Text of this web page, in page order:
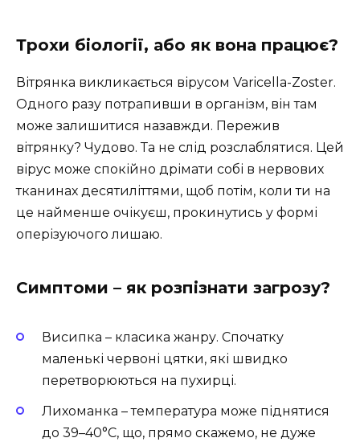
Трохи біології, або як вона працює?
Вітрянка викликається вірусом Varicella-Zoster.
Одного разу потрапивши в організм, він там
може залишитися назавжди. Пережив
вітрянку? Чудово. Та не слід розслаблятися. Цей
вірус може спокійно дрімати собі в нервових
тканинах десятиліттями, щоб потім, коли ти на
це найменше очікуєш, прокинутись у формі
оперізуючого лишаю.
Симптоми – як розпізнати загрозу?
Висипка – класика жанру. Спочатку
маленькі червоні цятки, які швидко
перетворюються на пухирці.
Лихоманка – температура може піднятися
до 39–40°C, що, прямо скажемо, не дуже